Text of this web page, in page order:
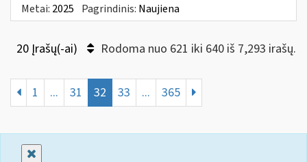
Metai: 2025 Pagrindinis: Naujiena
20 Įrašų(-ai) Rodoma nuo 621 iki 640 iš 7,293 irašų.
1 ... 31 32 33 ... 365